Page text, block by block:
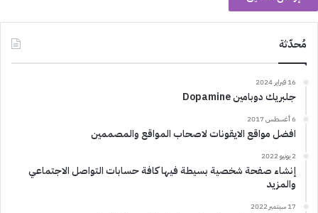
مُحدّثة
16 فبراير 2024
جلبريك دوبامين Dopamine
6 أغسطس 2017
افضل مواقع الايقونات لاصحاب المواقع والمصممين
2 يونيو 2022
إنشاء صفحة شخصية بسيطة فيها كافة حسابات التواصل الاجتماعي
والمزيد
17 سبتمبر 2022